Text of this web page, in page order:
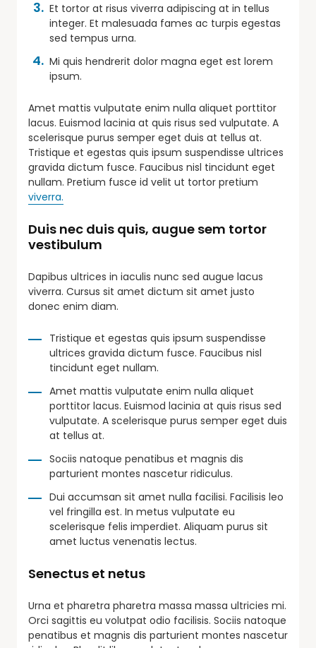
Et tortor at risus viverra adipiscing at in tellus
integer. Et malesuada fames ac turpis egestas
sed tempus urna.
Mi quis hendrerit dolor magna eget est lorem
ipsum.
Amet mattis vulputate enim nulla aliquet porttitor
lacus. Euismod lacinia at quis risus sed vulputate. A
scelerisque purus semper eget duis at tellus at.
Tristique et egestas quis ipsum suspendisse ultrices
gravida dictum fusce. Faucibus nisl tincidunt eget
nullam. Pretium fusce id velit ut tortor pretium
viverra.
Duis nec duis quis, augue sem tortor
vestibulum
Dapibus ultrices in iaculis nunc sed augue lacus
viverra. Cursus sit amet dictum sit amet justo
donec enim diam.
Tristique et egestas quis ipsum suspendisse
ultrices gravida dictum fusce. Faucibus nisl
tincidunt eget nullam.
Amet mattis vulputate enim nulla aliquet
porttitor lacus. Euismod lacinia at quis risus sed
vulputate. A scelerisque purus semper eget duis
at tellus at.
Sociis natoque penatibus et magnis dis
parturient montes nascetur ridiculus.
Dui accumsan sit amet nulla facilisi. Facilisis leo
vel fringilla est. In metus vulputate eu
scelerisque felis imperdiet. Aliquam purus sit
amet luctus venenatis lectus.
Senectus et netus
Urna et pharetra pharetra massa massa ultricies mi.
Orci sagittis eu volutpat odio facilisis. Sociis natoque
penatibus et magnis dis parturient montes nascetur